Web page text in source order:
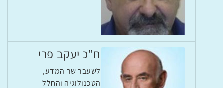
ח"כ יעקב פרי
לשעבר שר המדע,
הטכנולוגיה והחלל